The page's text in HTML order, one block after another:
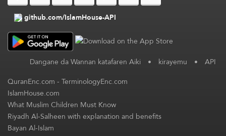
github.com/IslamHouse-API
Dangane da Wannan katafaren Aiki • kirayemu • API
QuranEnc.com-TerminologyEnc.com
IslamHouse.com
What Muslim Children Must Know
Riyadh Al-Salheen with explanation and benefits
Bayan Al-Islam